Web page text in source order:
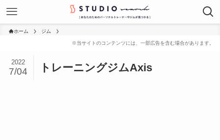
ホーム ジム
トレーニングジムAxis
2022
7/04